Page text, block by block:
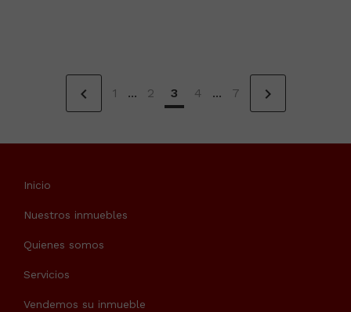
chevron_left 1 ... 2 3 4 ... 7 chevron_right
Inicio
Nuestros inmuebles
Quienes somos
Servicios
Vendemos su inmueble